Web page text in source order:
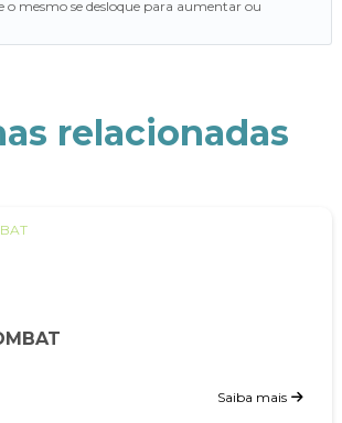
o mesmo se desloque para aumentar ou
relacionadas
Saiba mais